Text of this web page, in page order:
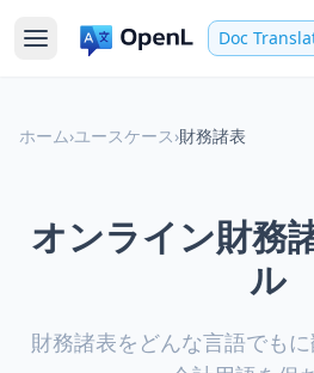
Doc
ホーム›ユースケース›財務諸表
オンライン財務
ル
財務諸表をどんな言語でもに